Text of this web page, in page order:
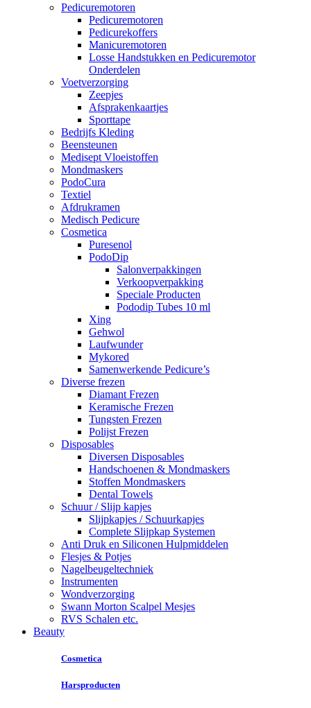
Pedicuremotoren
Pedicuremotoren
Pedicurekoffers
Manicuremotoren
Losse Handstukken en Pedicuremotor
Onderdelen
Voetverzorging
Zeepjes
Afsprakenkaartjes
Sporttape
Bedrijfs Kleding
Beensteunen
Medisept Vloeistoffen
Mondmaskers
PodoCura
Textiel
Afdrukramen
Medisch Pedicure
Cosmetica
Puresenol
PodoDip
Salonverpakkingen
Verkoopverpakking
Speciale Producten
Pododip Tubes 10 ml
Xing
Gehwol
Laufwunder
Mykored
Samenwerkende Pedicure’s
Diverse frezen
Diamant Frezen
Keramische Frezen
Tungsten Frezen
Polijst Frezen
Disposables
Diversen Disposables
Handschoenen & Mondmaskers
Stoffen Mondmaskers
Dental Towels
Schuur / Slijp kapjes
Slijpkapjes / Schuurkapjes
Complete Slijpkap Systemen
Anti Druk en Siliconen Hulpmiddelen
Flesjes & Potjes
Nagelbeugeltechniek
Instrumenten
Wondverzorging
Swann Morton Scalpel Mesjes
RVS Schalen etc.
Beauty
Cosmetica
Harsproducten